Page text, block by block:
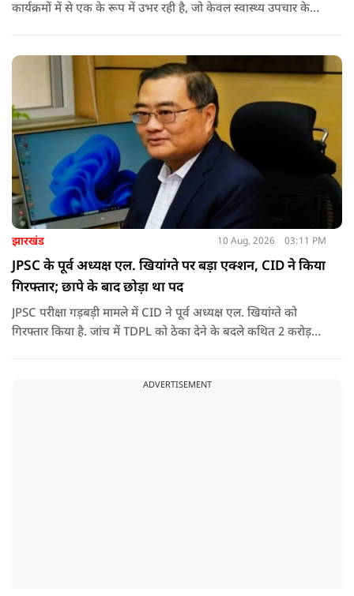
कार्यक्रमों में से एक के रूप में उभर रही है, जो केवल स्वास्थ्य उपचार के
है.
झारखंड 10 Aug, 2026 03:11 PM
JPSC के पूर्व अध्यक्ष एल. खियांग्ते पर बड़ा एक्शन, CID ने किया
गिरफ्तार; छापे के बाद छोड़ा था पद
JPSC परीक्षा गड़बड़ी मामले में CID ने पूर्व अध्यक्ष एल. खियांग्ते को
गिरफ्तार किया है. जांच में TDPL को ठेका देने के बदले कथित 2 करोड़
ADVERTISEMENT